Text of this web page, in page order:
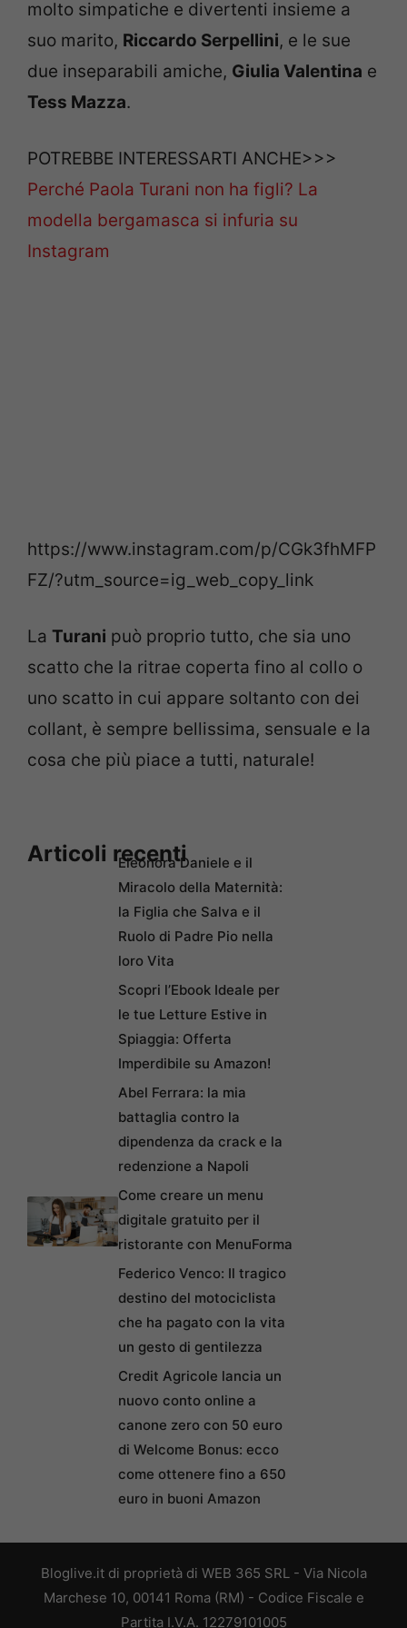
molto simpatiche e divertenti insieme a
suo marito, Riccardo Serpellini, e le sue
due inseparabili amiche, Giulia Valentina e
Tess Mazza.
POTREBBE INTERESSARTI ANCHE>>>
Perché Paola Turani non ha figli? La
modella bergamasca si infuria su
Instagram
https://www.instagram.com/p/CGk3fhMFP
FZ/?utm_source=ig_web_copy_link
La Turani può proprio tutto, che sia uno
scatto che la ritrae coperta fino al collo o
uno scatto in cui appare soltanto con dei
collant, è sempre bellissima, sensuale e la
cosa che più piace a tutti, naturale!
Articoli recentiEleonora Daniele e il
Miracolo della Maternità:
la Figlia che Salva e il
Ruolo di Padre Pio nella
loro Vita
Scopri l’Ebook Ideale per
le tue Letture Estive in
Spiaggia: Offerta
Imperdibile su Amazon!
Abel Ferrara: la mia
battaglia contro la
dipendenza da crack e la
redenzione a Napoli
Come creare un menu
digitale gratuito per il
ristorante con MenuForma
Federico Venco: Il tragico
destino del motociclista
che ha pagato con la vita
un gesto di gentilezza
Credit Agricole lancia un
nuovo conto online a
canone zero con 50 euro
di Welcome Bonus: ecco
come ottenere fino a 650
euro in buoni Amazon
Bloglive.it di proprietà di WEB 365 SRL - Via Nicola
Marchese 10, 00141 Roma (RM) - Codice Fiscale e
Partita I.V.A. 12279101005